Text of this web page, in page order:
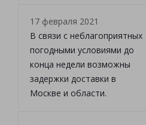
17 февраля 2021
В связи с неблагоприятных
погодными условиями до
конца недели возможны
задержки доставки в
Москве и области.